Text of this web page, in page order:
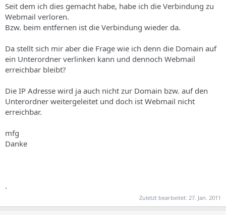
Seit dem ich dies gemacht habe, habe ich die Verbindung zu
Webmail verloren.
Bzw. beim entfernen ist die Verbindung wieder da.
Da stellt sich mir aber die Frage wie ich denn die Domain auf
ein Unterordner verlinken kann und dennoch Webmail
erreichbar bleibt?
Die IP Adresse wird ja auch nicht zur Domain bzw. auf den
Unterordner weitergeleitet und doch ist Webmail nicht
erreichbar.
mfg
Danke
.
Zuletzt bearbeitet: 27. Jan. 2011